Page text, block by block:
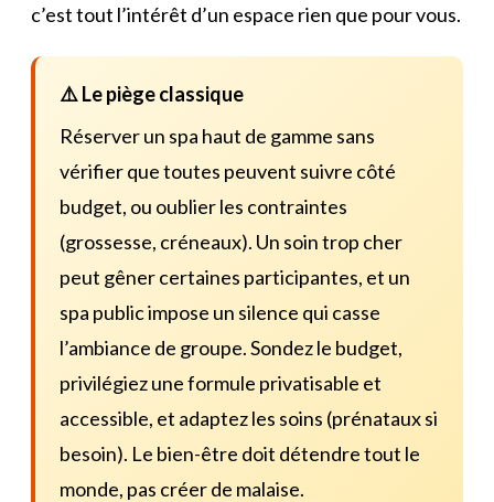
c’est tout l’intérêt d’un espace rien que pour vous.
⚠️ Le piège classique
Réserver un spa haut de gamme sans
vérifier que toutes peuvent suivre côté
budget, ou oublier les contraintes
(grossesse, créneaux). Un soin trop cher
peut gêner certaines participantes, et un
spa public impose un silence qui casse
l’ambiance de groupe. Sondez le budget,
privilégiez une formule privatisable et
accessible, et adaptez les soins (prénataux si
besoin). Le bien-être doit détendre tout le
monde, pas créer de malaise.